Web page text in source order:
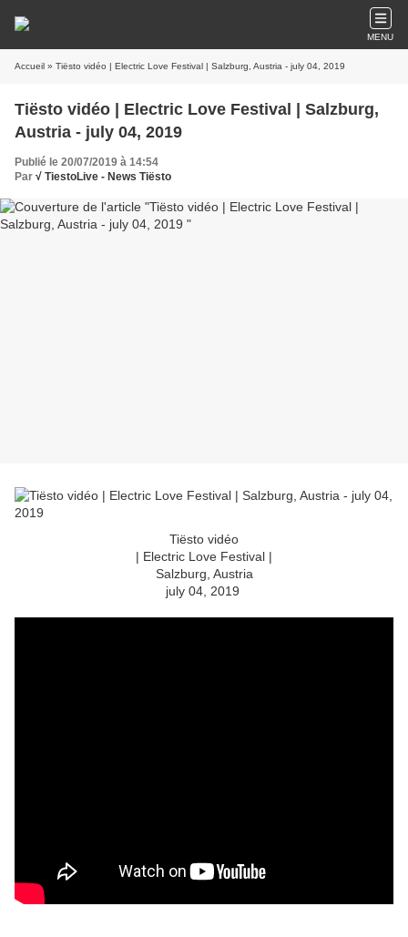
MENU
Accueil » Tiësto vidéo | Electric Love Festival | Salzburg, Austria - july 04, 2019
Tiësto vidéo | Electric Love Festival | Salzburg,
Austria - july 04, 2019
Publié le 20/07/2019 à 14:54
Par √ TiestoLive - News Tiësto
Tiësto vidéo
| Electric Love Festival |
Salzburg, Austria
july 04, 2019